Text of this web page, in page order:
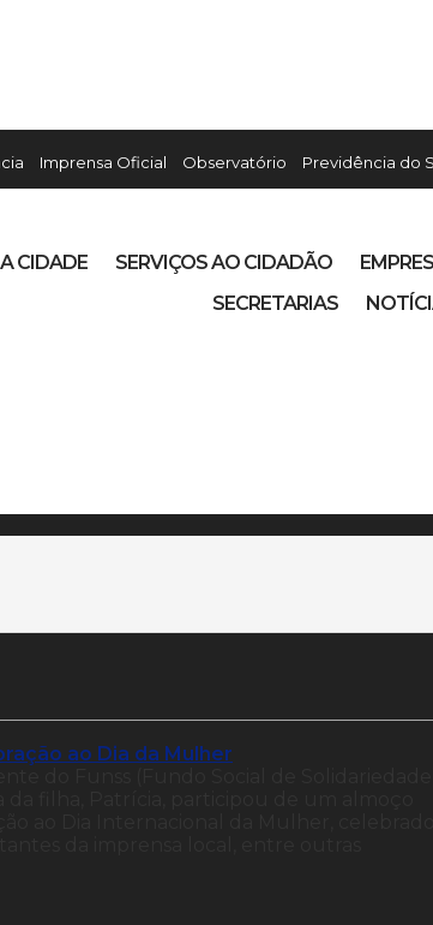
Imprensa Oficial Observatório Previdência do
A CIDADE SERVIÇOS AO CIDADÃO
SECRETARIAS
ao Dia da Mulher